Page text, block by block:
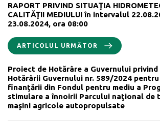
RAPORT PRIVIND SITUAŢIA
CALITĂŢII MEDIULUI în intervalul
23.08.2024, ora 08:00
ARTICOLUL URMĂTOR
Proiect de Hotărâre a Guvernului
Hotărârii Guvernului nr. 589/2024
finanţării din Fondul pentru mediu a
stimulare a înnoirii Parcului naţional de
maşini agricole autopropulsate